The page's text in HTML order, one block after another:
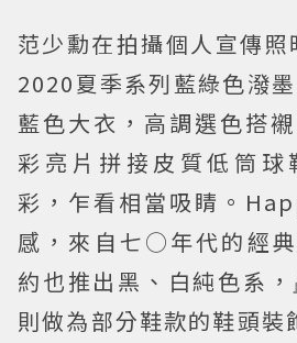
范少勳在拍攝個人宣傳
2020夏季系列藍綠色潑
藍色大衣，高調選色搭
彩亮片拼接皮質低筒球
彩，乍看相當吸睛。
感，來自七○年代的經
約也推出黑、白純色系，
則做為部分鞋款的鞋頭裝